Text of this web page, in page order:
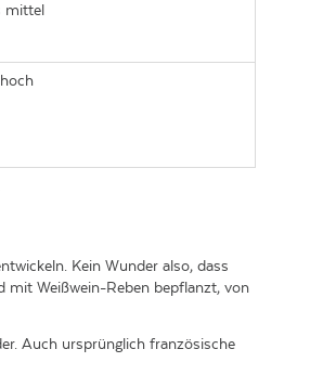
mittel
Kein Wunder also, dass
mit Weißwein-Reben bepflanzt, von
Auch ursprünglich französische